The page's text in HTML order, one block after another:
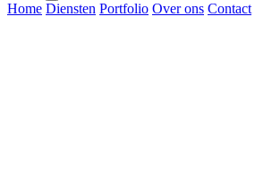
Home Diensten Portfolio Over ons Contact